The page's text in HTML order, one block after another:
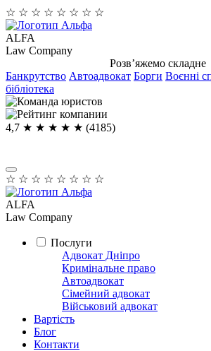
☆ ☆ ☆ ☆ ☆ ☆ ☆ ☆
ALFA
Law Company
Розв’яжемо складне
Банкрутство Автоадвокат Борги Воєнні
бібліотека
4,7 ★ ★ ★ ★ ★ (4185)
☆ ☆ ☆ ☆ ☆ ☆ ☆ ☆
ALFA
Law Company
Послуги
Адвокат Дніпро
Кримінальне право
Автоадвокат
Сімейний адвокат
Військовий адвокат
Вартість
Блог
Контакти